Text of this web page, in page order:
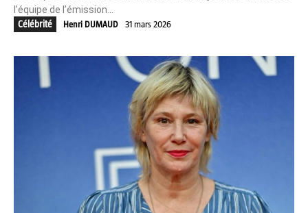
l’équipe de l’émission...
Célébrité
Henri DUMAUD 31 mars 2026